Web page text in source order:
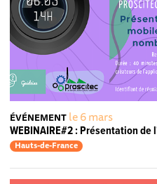
ÉVÉNEMENT le 6 mars
WEBINAIRE#2 : Présentation
Hauts-de-France